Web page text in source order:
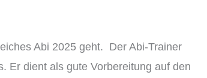
Abi 2025 geht. Der Abi-Trainer
Er dient als gute Vorbereitung auf den